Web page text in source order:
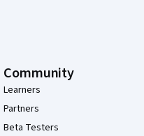
Community
Learners
Partners
Beta Testers